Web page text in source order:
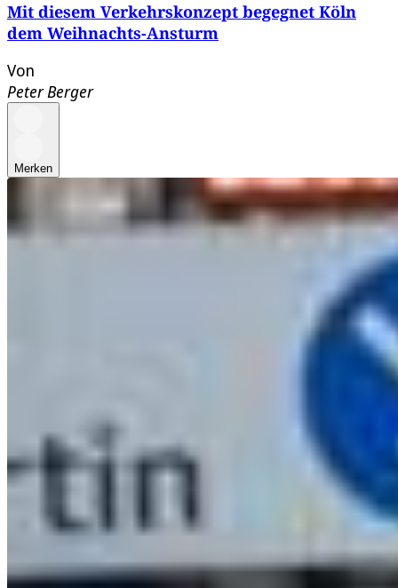
Mit diesem Verkehrskonzept begegnet Köln
dem Weihnachts-Ansturm
Von
Peter Berger
Merken